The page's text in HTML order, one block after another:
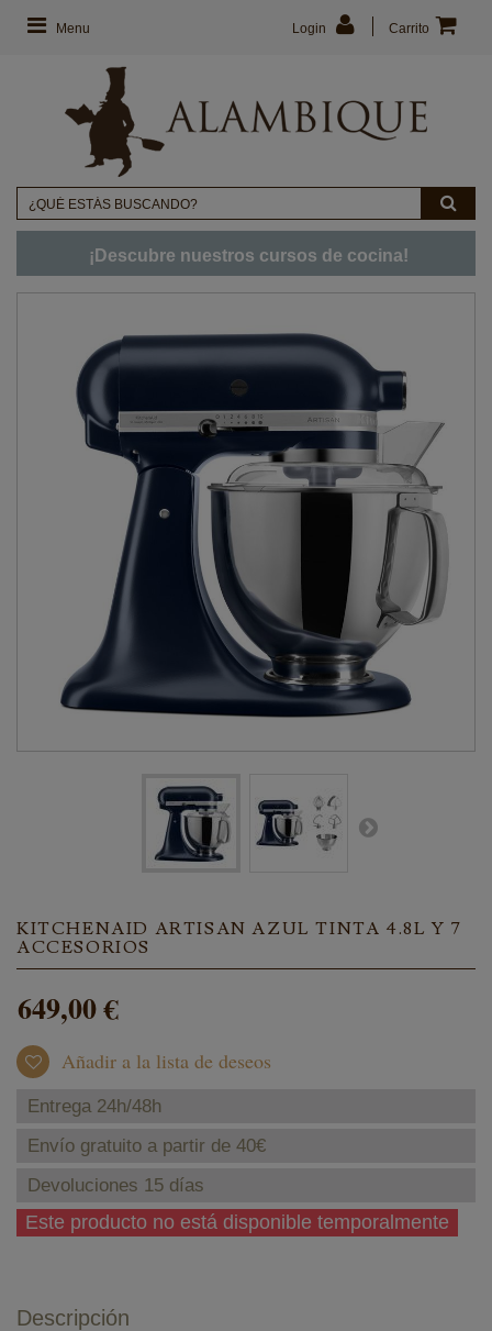
Menu Carrito
Login
¡Descubre nuestros cursos de cocina!
KITCHENAID ARTISAN AZUL TINTA 4.8L Y 7
ACCESORIOS
649,00 €
Añadir a la lista de deseos
Entrega 24h/48h
Envío gratuito a partir de 40€
Devoluciones 15 días
Este producto no está disponible temporalmente
Descripción